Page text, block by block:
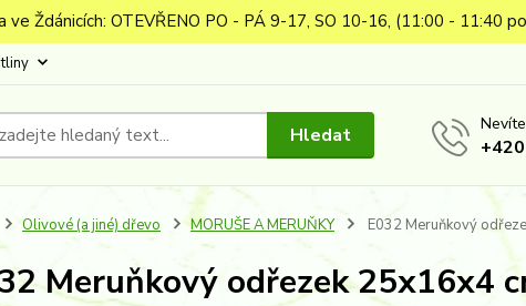
ve Ždánicích: OTEVŘENO PO - PÁ 9-17, SO 10-16, (11:00 - 11:40
Hledat
Olivové (a jiné) dřevo MORUŠE A MERUŇKY E032 Meruňkový
Meruňkový odřezek 25x16x4